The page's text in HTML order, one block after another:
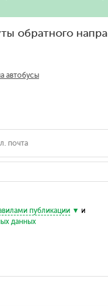
обратного
автобусы
публикации
и
данных